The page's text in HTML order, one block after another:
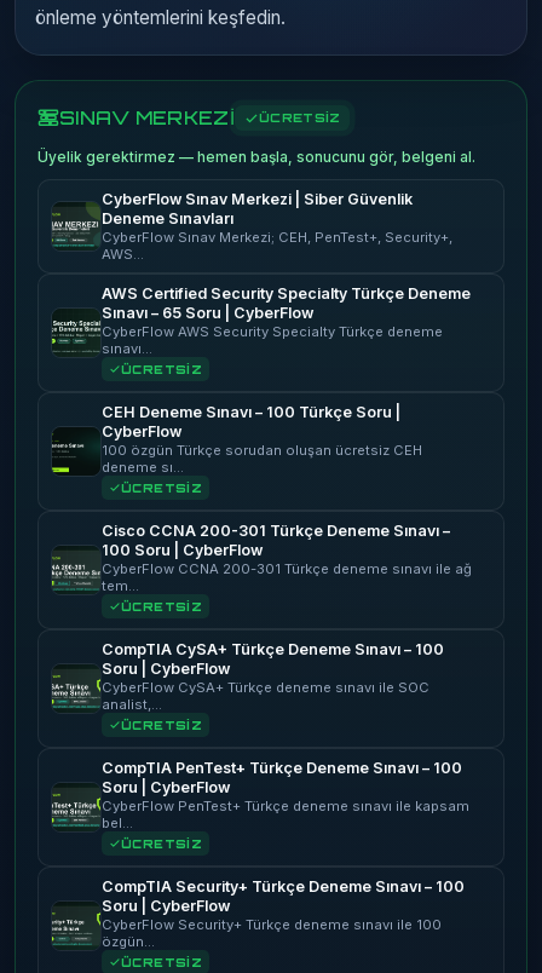
önleme yöntemlerini keşfedin.
SINAV MERKEZİ ÜCRETSİZ
Üyelik gerektirmez — hemen başla, sonucunu gör, belgeni al.
CyberFlow Sınav Merkezi | Siber Güvenlik
Deneme Sınavları
CyberFlow Sınav Merkezi; CEH, PenTest+, Security+,
AWS…
AWS Certified Security Specialty Türkçe Deneme
Sınavı – 65 Soru | CyberFlow
CyberFlow AWS Security Specialty Türkçe deneme
sınavı…
ÜCRETSİZ
CEH Deneme Sınavı – 100 Türkçe Soru |
CyberFlow
100 özgün Türkçe sorudan oluşan ücretsiz CEH
deneme sı…
ÜCRETSİZ
Cisco CCNA 200-301 Türkçe Deneme Sınavı –
100 Soru | CyberFlow
CyberFlow CCNA 200-301 Türkçe deneme sınavı ile ağ
tem…
ÜCRETSİZ
CompTIA CySA+ Türkçe Deneme Sınavı – 100
Soru | CyberFlow
CyberFlow CySA+ Türkçe deneme sınavı ile SOC
analist,…
ÜCRETSİZ
CompTIA PenTest+ Türkçe Deneme Sınavı – 100
Soru | CyberFlow
CyberFlow PenTest+ Türkçe deneme sınavı ile kapsam
bel…
ÜCRETSİZ
CompTIA Security+ Türkçe Deneme Sınavı – 100
Soru | CyberFlow
CyberFlow Security+ Türkçe deneme sınavı ile 100
özgün…
ÜCRETSİZ